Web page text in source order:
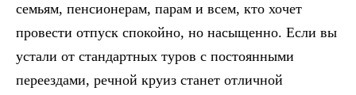
семьям, пенсионерам, парам и всем, кто хочет
провести отпуск спокойно, но насыщенно. Если вы
устали от стандартных туров с постоянными
переездами, речной круиз станет отличной